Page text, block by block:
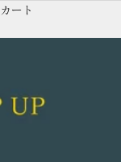
カート